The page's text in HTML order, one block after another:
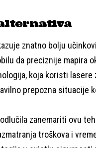
znatno bolju
da preciznije mapira
koja koristi
prepozna situacije
zanemariti ovu
troškova i